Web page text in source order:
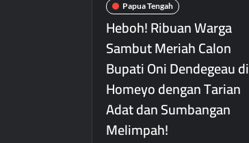
Papua Tengah
Heboh! Ribuan Warga
Sambut Meriah Calon
Bupati Oni Dendegeau di
Homeyo dengan Tarian
Adat dan Sumbangan
Melimpah!